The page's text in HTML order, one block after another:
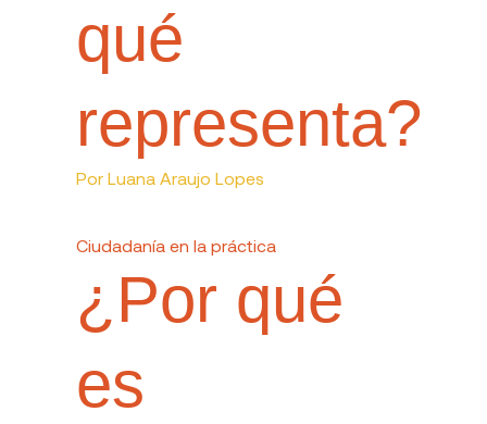
qué
representa?
Por Luana Araujo Lopes
Ciudadanía en la práctica
¿Por qué
es